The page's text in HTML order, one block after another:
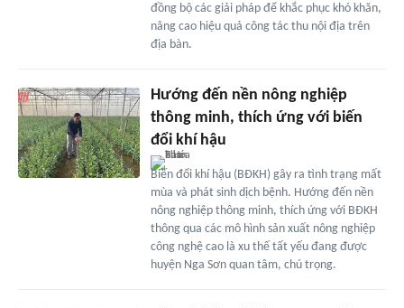
đồng bộ các giải pháp để khắc phục khó khăn,
nâng cao hiệu quả công tác thu nội địa trên
địa bàn.
Hướng đến nền nông nghiệp
thông minh, thích ứng với biến
đổi khí hậu
Biến đổi khí hậu (BĐKH) gây ra tình trạng mất
mùa và phát sinh dịch bệnh. Hướng đến nền
nông nghiệp thông minh, thích ứng với BĐKH
thông qua các mô hình sản xuất nông nghiệp
công nghệ cao là xu thế tất yếu đang được
huyện Nga Sơn quan tâm, chú trọng.